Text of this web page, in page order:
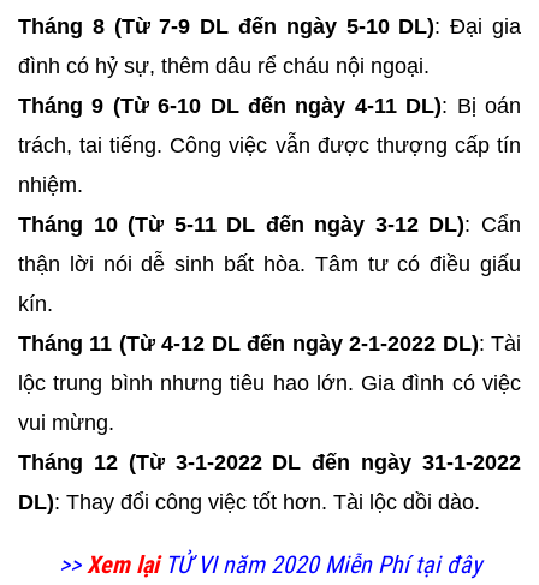
Tháng 8 (Từ 7-9 DL đến ngày 5-10 DL): Đại gia
đình có hỷ sự, thêm dâu rể cháu nội ngoại.
Tháng 9 (Từ 6-10 DL đến ngày 4-11 DL): Bị oán
trách, tai tiếng. Công việc vẫn được thượng cấp tín
nhiệm.
Tháng 10 (Từ 5-11 DL đến ngày 3-12 DL): Cẩn
thận lời nói dễ sinh bất hòa. Tâm tư có điều giấu
kín.
Tháng 11 (Từ 4-12 DL đến ngày 2-1-2022 DL): Tài
lộc trung bình nhưng tiêu hao lớn. Gia đình có việc
vui mừng.
Tháng 12 (Từ 3-1-2022 DL đến ngày 31-1-2022
DL): Thay đổi công việc tốt hơn. Tài lộc dồi dào.
>>Xem lạiTỬ VI năm 2020 Miễn Phí tại đây